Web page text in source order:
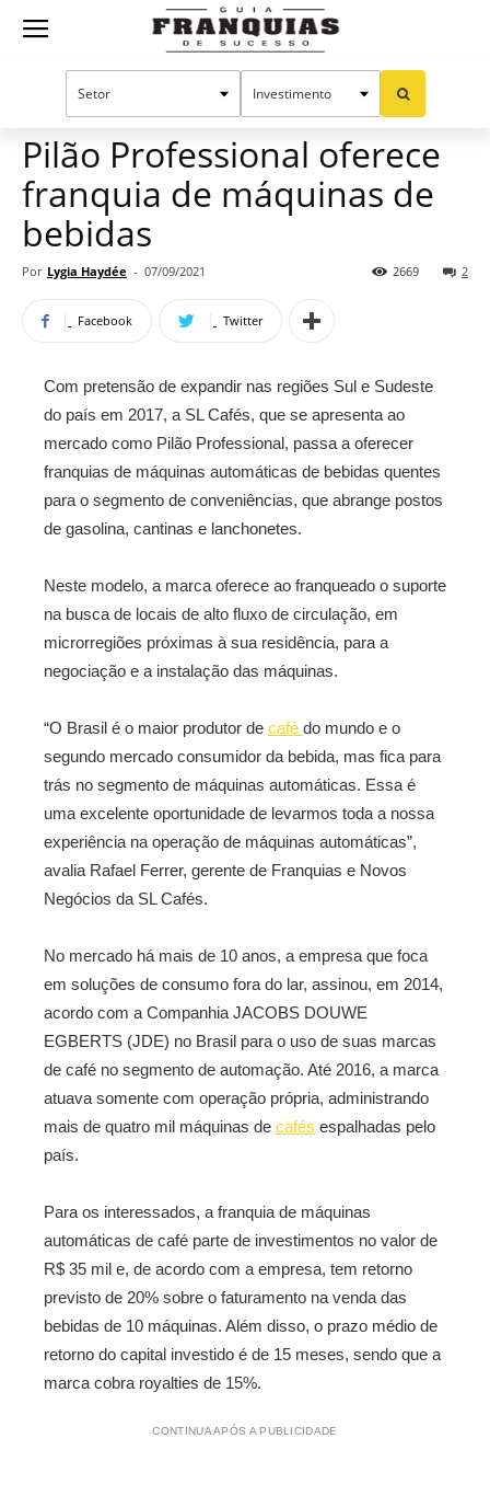
Guia
Mercado de franquias
Pilão Professional oferece
franquia de máquinas de
bebidas
Por Lygia Haydée - 07/09/2021 2
2669
Facebook Twitter
Com pretensão de expandir nas regiões Sul e Sudeste
do país em 2017, a SL Cafés, que se apresenta ao
mercado como Pilão Professional, passa a oferecer
franquias de máquinas automáticas de bebidas quentes
para o segmento de conveniências, que abrange postos
de gasolina, cantinas e lanchonetes.
Neste modelo, a marca oferece ao franqueado o suporte
na busca de locais de alto fluxo de circulação, em
microrregiões próximas à sua residência, para a
negociação e a instalação das máquinas.
“O Brasil é o maior produtor de café do mundo e o
segundo mercado consumidor da bebida, mas fica para
trás no segmento de máquinas automáticas. Essa é
uma excelente oportunidade de levarmos toda a nossa
experiência na operação de máquinas automáticas”,
avalia Rafael Ferrer, gerente de Franquias e Novos
Negócios da SL Cafés.
No mercado há mais de 10 anos, a empresa que foca
em soluções de consumo fora do lar, assinou, em 2014,
acordo com a Companhia JACOBS DOUWE
EGBERTS (JDE) no Brasil para o uso de suas marcas
de café no segmento de automação. Até 2016, a marca
atuava somente com operação própria, administrando
mais de quatro mil máquinas de cafés espalhadas pelo
país.
Para os interessados, a franquia de máquinas
automáticas de café parte de investimentos no valor de
R$ 35 mil e, de acordo com a empresa, tem retorno
previsto de 20% sobre o faturamento na venda das
bebidas de 10 máquinas. Além disso, o prazo médio de
retorno do capital investido é de 15 meses, sendo que a
marca cobra royalties de 15%.
CONTINUA APÓS A PUBLICIDADE